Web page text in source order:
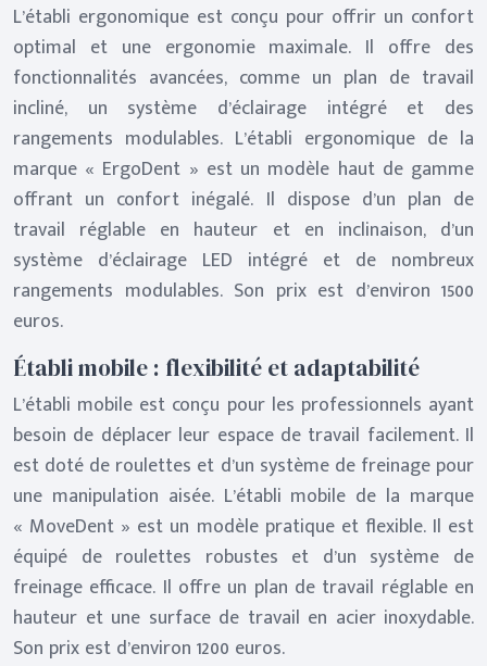
L’établi ergonomique est conçu pour offrir un confort
optimal et une ergonomie maximale. Il offre des
fonctionnalités avancées, comme un plan de travail
incliné, un système d’éclairage intégré et des
rangements modulables. L’établi ergonomique de la
marque « ErgoDent » est un modèle haut de gamme
offrant un confort inégalé. Il dispose d’un plan de
travail réglable en hauteur et en inclinaison, d’un
système d’éclairage LED intégré et de nombreux
rangements modulables. Son prix est d’environ 1500
euros.
Établi mobile : flexibilité et adaptabilité
L’établi mobile est conçu pour les professionnels ayant
besoin de déplacer leur espace de travail facilement. Il
est doté de roulettes et d’un système de freinage pour
une manipulation aisée. L’établi mobile de la marque
« MoveDent » est un modèle pratique et flexible. Il est
équipé de roulettes robustes et d’un système de
freinage efficace. Il offre un plan de travail réglable en
hauteur et une surface de travail en acier inoxydable.
Son prix est d’environ 1200 euros.